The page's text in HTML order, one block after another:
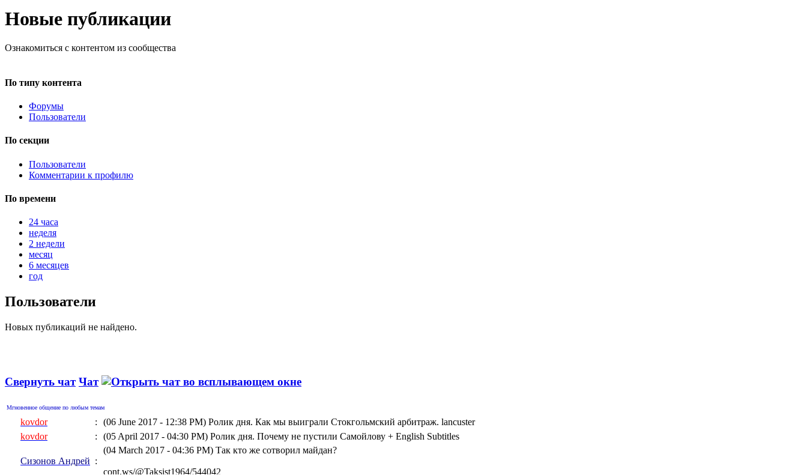
Новые публикации
Ознакомиться с контентом из сообщества
По типу контента
Форумы
Пользователи
По секции
Пользователи
Комментарии к профилю
По времени
24 часа
неделя
2 недели
месяц
6 месяцев
год
Пользователи
Новых публикаций не найдено.
Свернуть чат Чат
Мгновенное общение по любым темам
kovdor : (06 June 2017 - 12:38 PM) Ролик дня. Как мы выиграли Стокгольмский арбитраж. lancuster
kovdor
: (05 April 2017 - 04:30 PM) Ролик дня. Почему не пустили Самойлову + English Subtitles
Сизонов Андрей :
(04 March 2017 - 04:36 PM) Так кто же сотворил майдан?
cont.ws/@Taksist1964/544042